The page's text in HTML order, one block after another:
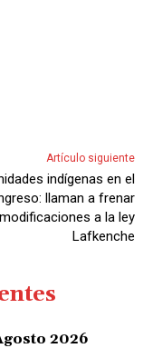
Artículo siguiente
indígenas en el
llaman a frenar
modificaciones a la ley
Lafkenche
2026